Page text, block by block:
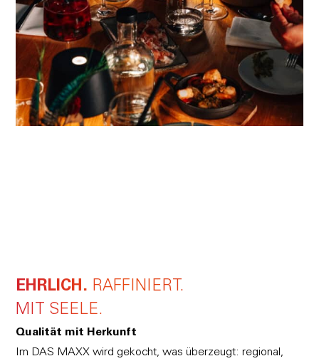
EHRLICH. RAFFINIERT.
MIT SEELE.
Qualität mit Herkunft
Im DAS MAXX wird gekocht, was überzeugt: regional,